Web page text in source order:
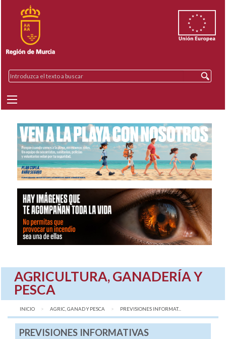
AGRICULTURA, GANADERÍA Y
PESCA
INICIO AGRIC, GANAD Y PESCA AQUÍ:
PREVISIONES INFORMAT...
PREVISIONES INFORMATIVAS